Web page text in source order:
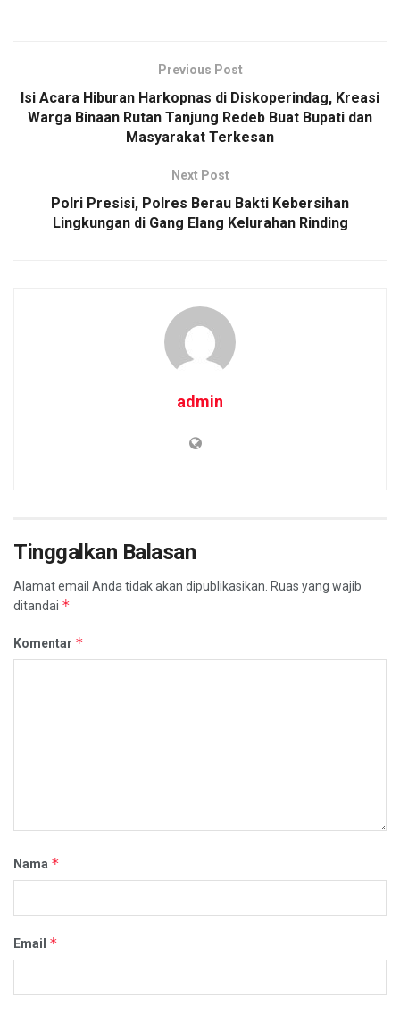
Previous Post
Isi Acara Hiburan Harkopnas di Diskoperindag, Kreasi
Warga Binaan Rutan Tanjung Redeb Buat Bupati dan
Masyarakat Terkesan
Next Post
Polri Presisi, Polres Berau Bakti Kebersihan
Lingkungan di Gang Elang Kelurahan Rinding
admin
Tinggalkan Balasan
Alamat email Anda tidak akan dipublikasikan. Ruas yang wajib
ditandai *
Komentar *
Nama *
Email *